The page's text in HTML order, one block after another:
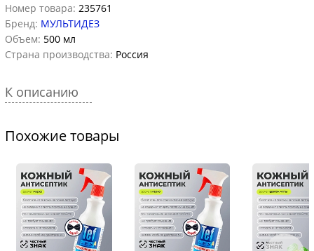
Номер товара: 235761
Бренд: МУЛЬТИДЕЗ
Объем: 500 мл
Страна производства: Россия
К описанию
Похожие товары